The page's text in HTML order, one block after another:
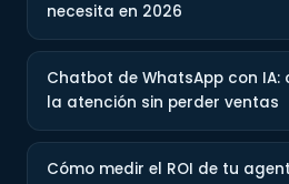
necesita en 2026
Chatbot de WhatsApp con
la atención sin perder ventas
Cómo medir el ROI de tu